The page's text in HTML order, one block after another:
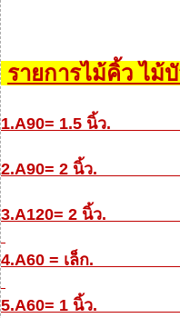
รายการไม้คิ้ว
1.A90= 1.5 นิ้
2.A90= 2 นิ้
3.A120= 2 นิ้
4.A60 = เล็
5.A60= 1 นิ้